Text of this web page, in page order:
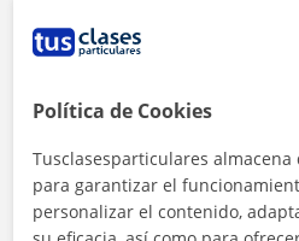
Zona de Juan
Localidades a las que se
Palma de Mallorca
Llucmajor
Campos
Política de Cookies
Tusclasesparticulares almacena
para garantizar el
personalizar el contenido,